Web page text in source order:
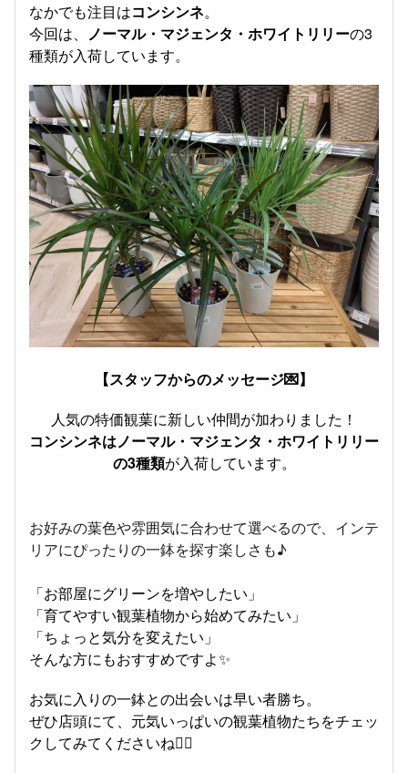
なかでも注目はコンシンネ。
今回は、 ノーマル・マジェンタ・ホワイトリリーの3
種類が入荷しています。
【スタッフからのメッセージ💌】
人気の特価観葉に新しい仲間が加わりました！
コンシンネはノーマル・マジェンタ・ホワイトリリー
の3種類が入荷しています。
お好みの葉色や雰囲気に合わせて選べるので、インテ
リアにぴったりの一鉢を探す楽しさも♪
「お部屋にグリーンを増やしたい」
「育てやすい観葉植物から始めてみたい」
「ちょっと気分を変えたい」
そんな方にもおすすめですよ✨
お気に入りの一鉢との出会いは早い者勝ち。
ぜひ店頭にて、元気いっぱいの観葉植物たちをチェッ
クしてみてくださいね💁‍♀️